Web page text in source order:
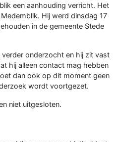
een aanhouding verricht. Het
Hij werd dinsdag 17
in de gemeente Stede
onderzocht en hij zit vast
hij alleen contact mag hebben
dan ook op dit moment geen
wordt voortgezet.
niet uitgesloten.